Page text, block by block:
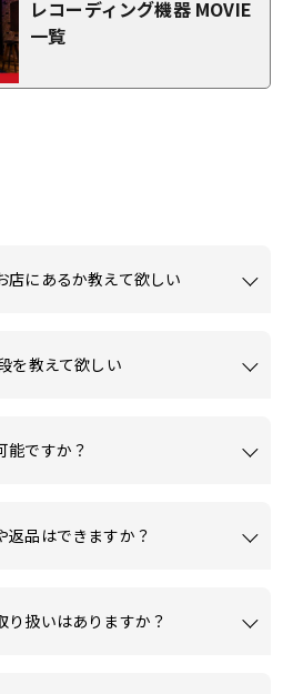
レコーディング機器 MOVIE
一覧
店にあるか教えて欲しい
を教えて欲しい
能ですか？
返品はできますか？
り扱いはありますか？